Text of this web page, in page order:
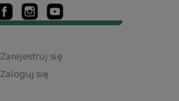
Zarejestruj się
Zaloguj się